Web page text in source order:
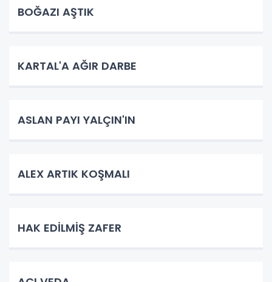
BOĞAZI AŞTIK
KARTAL'A AĞIR DARBE
ASLAN PAYI YALÇIN'IN
ALEX ARTIK KOŞMALI
HAK EDİLMİŞ ZAFER